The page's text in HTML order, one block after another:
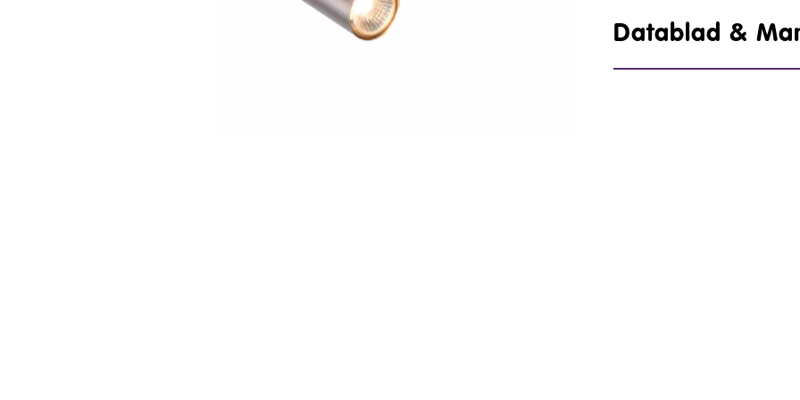
Datablad &